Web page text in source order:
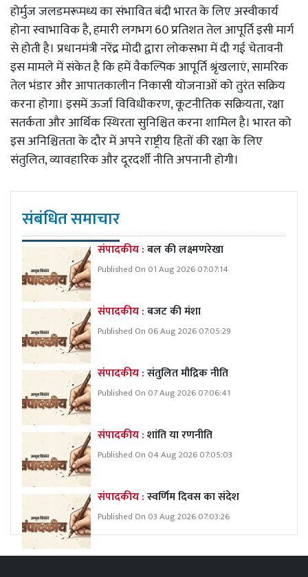
होर्मुज जलडमरूमध्य का संभावित बंदी भारत के लिए अस्वीकार्य
होना स्वाभाविक है, हमारी लगभग 60 प्रतिशत तेल आपूर्ति इसी मार्ग
से होती है। प्रधानमंत्री नरेंद्र मोदी द्वारा लोकसभा में दी गई चेतावनी
इस मामले में संकेत है कि हमें वैकल्पिक आपूर्ति श्रृंखलाएं, सामरिक
तेल भंडार और आपातकालीन निकासी योजनाओं को तुरंत सक्रिय
करना होगा। इसमें ऊर्जा विविधीकरण, कूटनीतिक सक्रियता, रक्षा
सतर्कता और आर्थिक स्थिरता सुनिश्चित करना शामिल है। भारत को
इस अनिश्चितता के दौर में अपने राष्ट्रीय हितों की रक्षा के लिए
संतुलित, व्यावहारिक और दूरदर्शी नीति अपनानी होगी।
संबंधित समाचार
संपादकीय :बल की लक्ष्मणरेखा
Published On 01 Aug 2026 07:07:14
संपादकीय :बजट की मंशा
Published On 06 Aug 2026 07:05:29
संपादकीय :संतुलित मौद्रिक नीति
Published On 07 Aug 2026 07:06:41
संपादकीय :शांति या रणनीति
Published On 04 Aug 2026 07:05:03
संपादकीय :स्वर्णिम दिवस का संदेश
Published On 03 Aug 2026 07:03:26